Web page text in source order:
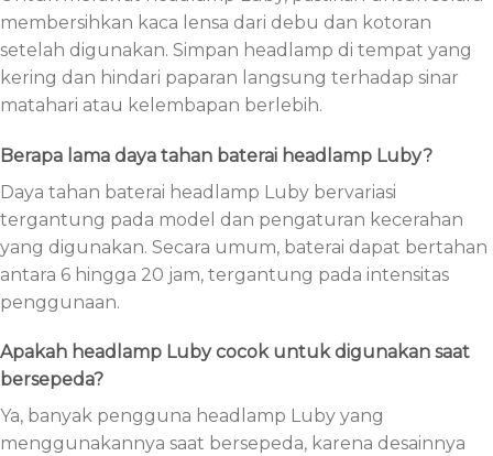
membersihkan kaca lensa dari debu dan kotoran
setelah digunakan. Simpan headlamp di tempat yang
kering dan hindari paparan langsung terhadap sinar
matahari atau kelembapan berlebih.
Berapa lama daya tahan baterai headlamp Luby?
Daya tahan baterai headlamp Luby bervariasi
tergantung pada model dan pengaturan kecerahan
yang digunakan. Secara umum, baterai dapat bertahan
antara 6 hingga 20 jam, tergantung pada intensitas
penggunaan.
Apakah headlamp Luby cocok untuk digunakan saat
bersepeda?
Ya, banyak pengguna headlamp Luby yang
menggunakannya saat bersepeda, karena desainnya